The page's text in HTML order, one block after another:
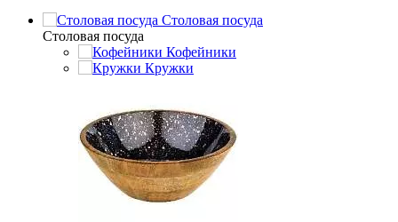
Столовая посуда
Столовая посуда
Кофейники
Кружки